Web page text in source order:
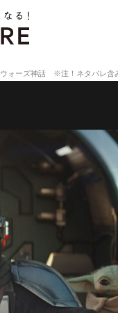
ウォーズ神話 ※注！ネタバレ含